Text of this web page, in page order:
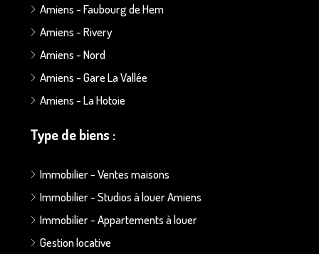
Amiens - Faubourg de Hem
Amiens - Rivery
Amiens - Nord
Amiens - Gare La Vallée
Amiens - La Hotoie
Type de biens :
Immobilier - Ventes maisons
Immobilier - Studios à louer Amiens
Immobilier - Appartements à louer
Gestion locative